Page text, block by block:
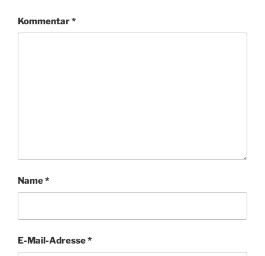
Kommentar*
Name*
E-Mail-Adresse*